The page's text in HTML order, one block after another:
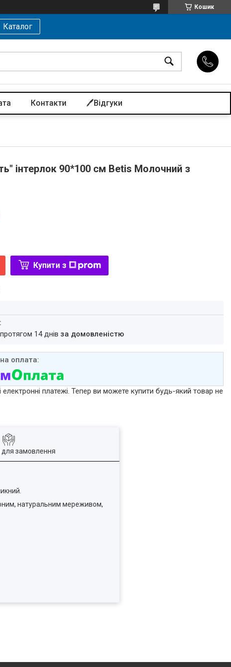
Кошик
Каталог
Контакти 🖊️Відгуки
інтерлок 90*100 см Betis Молочний з
Купити з
14 днівза домовленістю
електронні платежі. Тепер ви можете купити будь-який товар не
для замовлення
натуральним мереживом,